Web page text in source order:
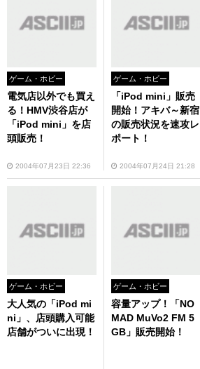
ゲーム・ホビー
電気店以外でも買え
る！HMV渋谷店が
「iPod mini」を店
頭販売！
2004年07月23日 22:36
ゲーム・ホビー
「iPod mini」販売
開始！アキバ～新宿
の販売状況を速攻レ
ポート！
2004年07月24日 21:28
ゲーム・ホビー
大人気の「iPod mi
ni」、店頭購入可能
店舗がついに出現！
ゲーム・ホビー
容量アップ！「NO
MAD MuVo2 FM 5
GB」販売開始！